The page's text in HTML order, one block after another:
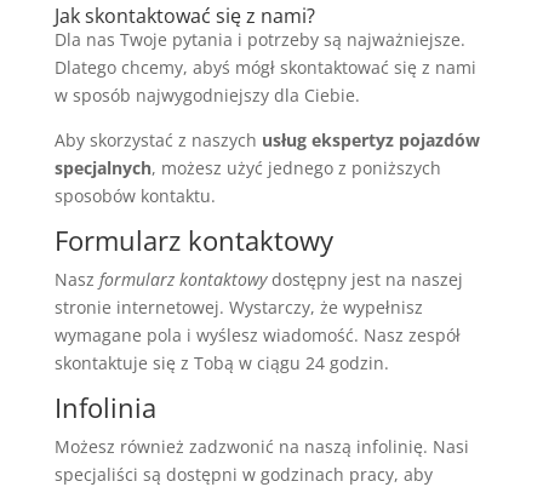
Jak skontaktować się z nami?
Dla nas Twoje pytania i potrzeby są najważniejsze.
Dlatego chcemy, abyś mógł skontaktować się z nami
w sposób najwygodniejszy dla Ciebie.
Aby skorzystać z naszych usług ekspertyz pojazdów
specjalnych, możesz użyć jednego z poniższych
sposobów kontaktu.
Formularz kontaktowy
Nasz formularz kontaktowydostępny jest na naszej
stronie internetowej. Wystarczy, że wypełnisz
wymagane pola i wyślesz wiadomość. Nasz zespół
skontaktuje się z Tobą w ciągu 24 godzin.
Infolinia
Możesz również zadzwonić na naszą infolinię. Nasi
specjaliści są dostępni w godzinach pracy, aby